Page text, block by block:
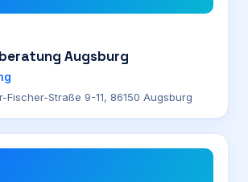
Augsburg
Fischer-Straße 9-11, 86150 Augsburg